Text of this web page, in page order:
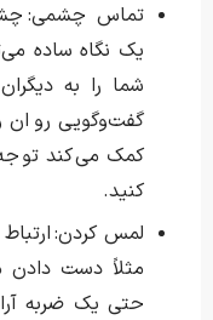
تماس چشمی:
یک نگاه ساده
شما را به
گفت‌وگویی
کمک می‌کند
کنید.
لمس کردن:
مثلاً دست دادن
حتی یک ضربه